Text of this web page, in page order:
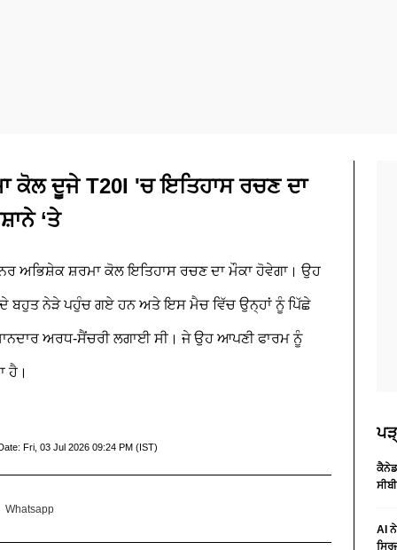
ਕੋਲ ਦੂਜੇ T20I 'ਚ ਇਤਿਹਾਸ ਰਚਣ ਦਾ
‘ਤੇ
ਅਭਿਸ਼ੇਕ ਸ਼ਰਮਾ ਕੋਲ ਇਤਿਹਾਸ ਰਚਣ ਦਾ ਮੌਕਾ ਹੋਵੇਗਾ। ਉਹ
ਦੇ ਬਹੁਤ ਨੇੜੇ ਪਹੁੰਚ ਗਏ ਹਨ ਅਤੇ ਇਸ ਮੈਚ ਵਿੱਚ ਉਨ੍ਹਾਂ ਨੂੰ ਪਿੱਛੇ
ਅਰਧ-ਸੈਂਚਰੀ ਲਗਾਈ ਸੀ। ਜੇ ਉਹ ਆਪਣੀ ਫਾਰਮ ਨੂੰ
ਹੈ।
Fri, 03 Jul 2026 09:24 PM (IST)
Whatsapp
AI